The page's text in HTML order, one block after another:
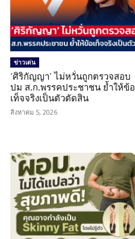
ข่าวเด่น
‘ศิริกัญญา’ ไม่หวั่นถูกตรวจสอบ
ปม ส.ก.พรรคประชาชน ย้ำให้ข้อ
เท็จจริงเป็นตัวตัดสิน
สิงหาคม 5, 2026